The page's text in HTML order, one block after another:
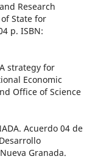
Research
State for
p. ISBN:
A strategy for
Economic
Office of Science
Acuerdo 04 de
Granada.